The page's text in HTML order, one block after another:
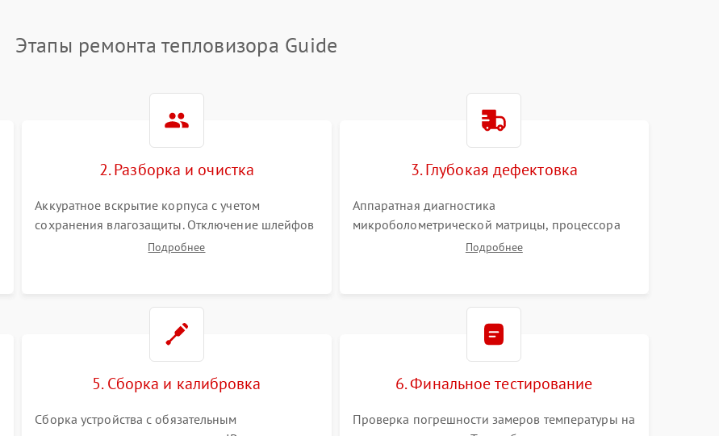
Этапы ремонта тепловизора Guide
2. Разборка и очистка
Аккуратное вскрытие корпуса с учетом
сохранения влагозащиты. Отключение шлейфов
питания и дисплея. Очистка внутренних плат от
Подробнее
3. Глубокая дефектовка
Аппаратная диагностика
микроболометрической матрицы, процессора
обработки изображений и цепей питания.
Подробнее
5. Сборка и калибровка
Сборка устройства с обязательным
6. Финальное тестирование
Проверка погрешности замеров температуры на